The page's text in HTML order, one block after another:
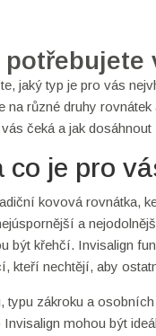
jaký typ je pro vás
různé druhy
čeká a jak
co je pro
kovová rovnátka,
a
být křehčí. Invisalign
kteří nechtějí, aby
zákroku a
mohou být